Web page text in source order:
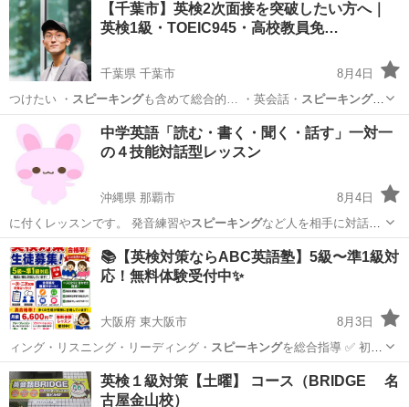
【千葉市】英検2次面接を突破したい方へ｜
英検1級・TOEIC945・高校教員免…
千葉県 千葉市
8月4日
つけたい ・ スピーキング も含めて総合的… ・英会話・ スピーキング指
導も対応可 …
千葉 千葉市 英会話 1級
中学英語「読む・書く・聞く・話す」一対一
の４技能対話型レッスン
沖縄県 那覇市
8月4日
に付くレッスンです。 発音練習やスピーキングなど人を相手に対話を
する学習が効果…
沖縄 那覇市 英語/基礎英語 レッスン
📚【英検対策ならABC英語塾】5級〜準1級対
応！無料体験受付中✨
大阪府 東大阪市
8月3日
ィング・リスニング・リーディング・ スピーキングを総合指導 ✅ 初め
て英検を受け…
大阪 東大阪市 英検 1級
英検１級対策【土曜】 コース（BRIDGE 名
古屋金山校）